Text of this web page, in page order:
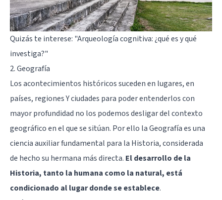
Quizás te interese: "Arqueología cognitiva: ¿qué es y qué
investiga?"
2. Geografía
Los acontecimientos históricos suceden en lugares, en
países, regiones Y ciudades para poder entenderlos con
mayor profundidad no los podemos desligar del contexto
geográfico en el que se sitúan. Por ello la Geografía es una
ciencia auxiliar fundamental para la Historia, considerada
de hecho su hermana más directa. El desarrollo de la
Historia, tanto la humana como la natural, está
condicionado al lugar donde se establece.